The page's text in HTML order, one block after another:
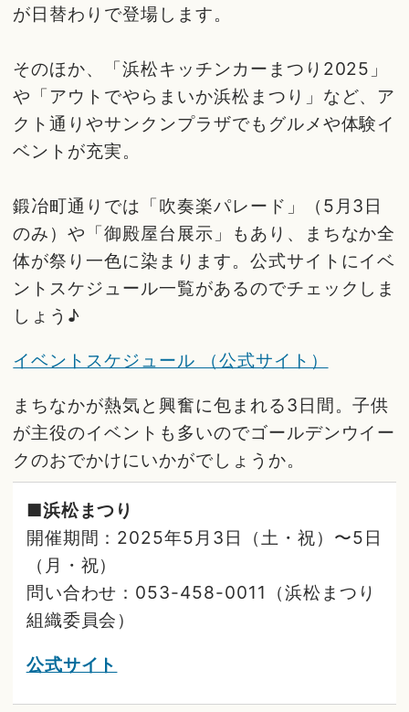
が日替わりで登場します。
そのほか、「浜松キッチンカーまつり2025」
や「アウトでやらまいか浜松まつり」など、ア
クト通りやサンクンプラザでもグルメや体験イ
ベントが充実。
鍛冶町通りでは「吹奏楽パレード」（5月3日
のみ）や「御殿屋台展示」もあり、まちなか全
体が祭り一色に染まります。公式サイトにイベ
ントスケジュール一覧があるのでチェックしま
しょう♪
イベントスケジュール （公式サイト）
まちなかが熱気と興奮に包まれる3日間。子供
が主役のイベントも多いのでゴールデンウイー
クのおでかけにいかがでしょうか。
■浜松まつり
開催期間：2025年5月3日（土・祝）〜5日
（月・祝）
問い合わせ：053-458-0011（浜松まつり
組織委員会）
公式サイト